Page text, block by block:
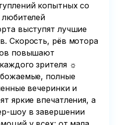
копытных со
выступят лучшие
Скорость, рёв мотора
повышают
зрителя ☼
полные
вечеринки и
яркие впечатления, а
шоу в завершении